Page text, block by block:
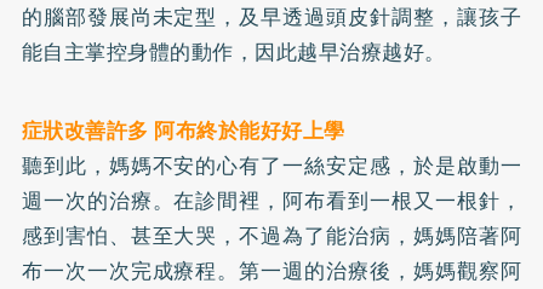
的腦部發展尚未定型，及早透過頭皮針調整，讓孩子
能自主掌控身體的動作，因此越早治療越好。
症狀改善許多 阿布終於能好好上學
聽到此，媽媽不安的心有了一絲安定感，於是啟動一
週一次的治療。在診間裡，阿布看到一根又一根針，
感到害怕、甚至大哭，不過為了能治病，媽媽陪著阿
布一次一次完成療程。第一週的治療後，媽媽觀察阿